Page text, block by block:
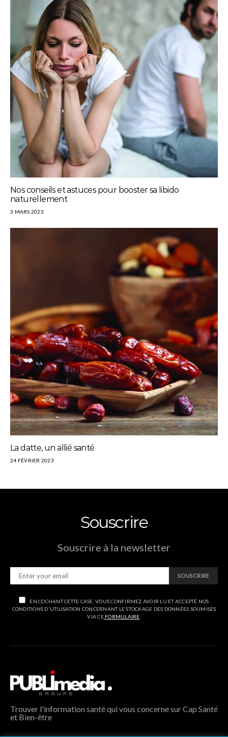
Nos conseils et astuces pour booster sa libido
naturellement
3 MARS 2023
La datte, un allié santé
24 FÉVRIER 2023
Souscrire
Souscrire à la newsletter
SOUSCRIRE
EN COCHANT CETTE CASE, VOUS CONFIRMEZ AVOIR LU ET ACCEPTÉ NOS
CONDITIONS D'UTILISATION CONCERNANT LE STOCKAGE DES DONNÉES SOUMISES
VIA CEFORMULAIRE
Trouver l'information santé qui vous concerne sur Cap Santé
et Bien-être